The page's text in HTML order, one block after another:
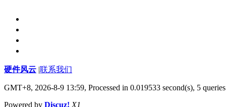
硬件风云 联系我们
GMT+8, 2026-8-9 13:59, Processed in 0.019533 second(s), 5 queries
Powered by Discuz! X1